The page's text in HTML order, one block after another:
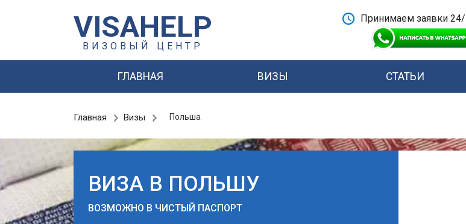
VISAHELP
ВИЗОВЫЙ ЦЕНТР
Принимаем заявки
ГЛАВНАЯ ВИЗЫ СТАТЬИ
Главная Визы Польша
ВИЗА В ПОЛЬШУ
ВОЗМОЖНО В ЧИСТЫЙ ПАСПОРТ